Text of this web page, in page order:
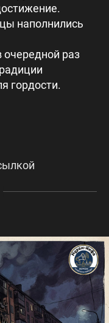
наполнились
раз
гордости.